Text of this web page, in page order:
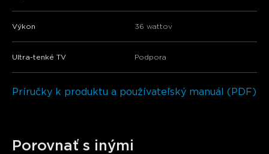
Výkon 36 wattov
Ultra-tenké TV Podpora
Príručky k produktu a používateľský manuál (PDF)
Porovnať s inými